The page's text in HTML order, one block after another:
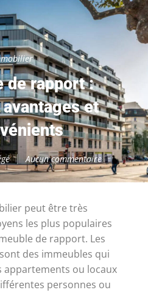
de rapport :
et
Aucun commentaire
peut être très
les plus populaires
de rapport. Les
des immeubles qui
ou locaux
personnes ou